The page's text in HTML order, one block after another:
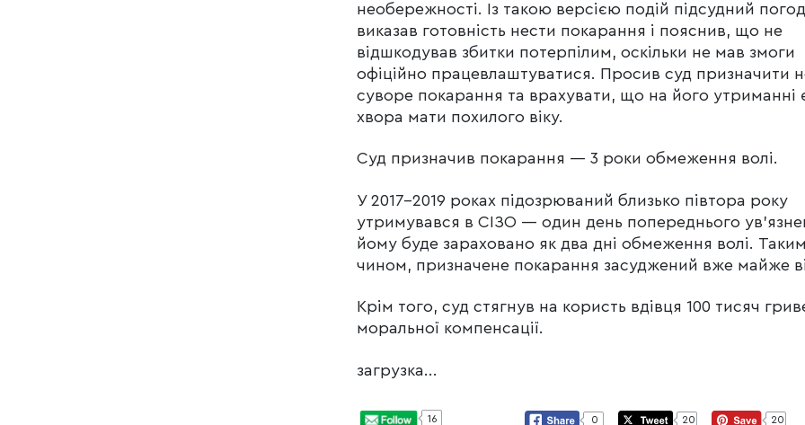
необережності. Із такою версією подій підсудний
виказав готовність нести покарання і пояснив, що не
відшкодував збитки потерпілим, оскільки не мав змоги
офіційно працевлаштуватися. Просив суд призначити
суворе покарання та врахувати, що на його утриманні
хвора мати похилого віку.
Суд призначив покарання — 3 роки обмеження волі.
У 2017-2019 роках підозрюваний близько півтора року
утримувався в СІЗО — один день попереднього
йому буде зараховано як два дні обмеження волі. Таким
чином, призначене покарання засуджений вже майже
Крім того, суд стягнув на користь вдівця 100 тисяч
моральної компенсації.
загрузка...
16 0 20 20